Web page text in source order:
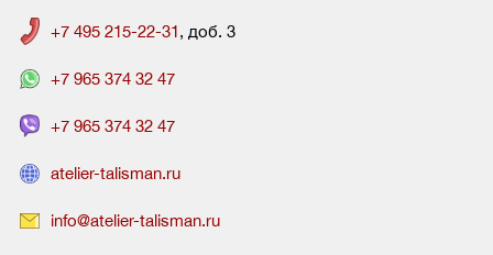
+7 495 215-22-31, доб. 3
+7 965 374 32 47
+7 965 374 32 47
atelier-talisman.ru
info@atelier-talisman.ru